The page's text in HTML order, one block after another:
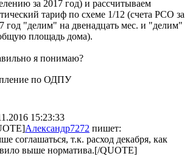
за 2017 год) и рассчитываем
тариф по схеме 1/12 (счета РСО за
год "делим" на двенадцать мес. и "делим"
площадь дома).
я понимаю?
по ОДПУ
15:23:33
Александр7272 пишет:
соглашаться, т.к. расход декабря, как
выше норматива.[/QUOTE]